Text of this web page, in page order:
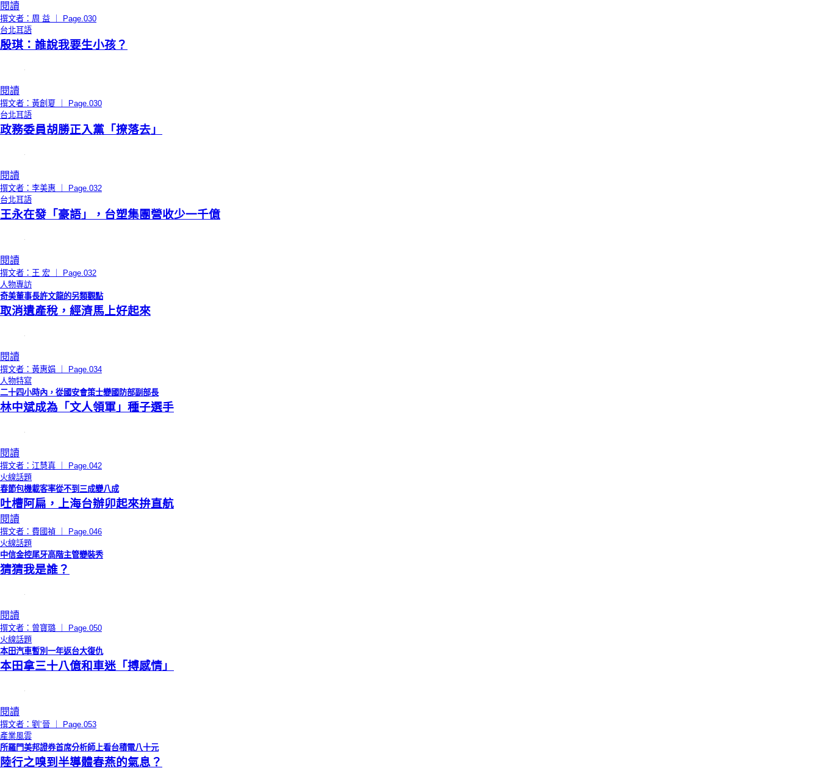
閱讀
撰文者：周 益 ｜ Page.030
台北耳語
殷琪：誰說我要生小孩？
閱讀
撰文者：黃創夏 ｜ Page.030
台北耳語
政務委員胡勝正入黨「撩落去」
閱讀
撰文者：李美惠 ｜ Page.032
台北耳語
王永在發「豪語」，台塑集團營收少一千億
閱讀
撰文者：王 宏 ｜ Page.032
人物專訪
奇美董事長許文龍的另類觀點
取消遺產稅，經濟馬上好起來
閱讀
撰文者：黃惠娟 ｜ Page.034
人物特寫
二十四小時內，從國安會策士變國防部副部長
林中斌成為「文人領軍」種子選手
閱讀
撰文者：江慧真 ｜ Page.042
火線話題
春節包機載客率從不到三成變八成
吐槽阿扁，上海台辦卯起來拚直航
閱讀
撰文者：費國禎 ｜ Page.046
火線話題
中信金控尾牙高階主管變裝秀
猜猜我是誰？
閱讀
撰文者：曾寶璐 ｜ Page.050
火線話題
本田汽車暫別一年返台大復仇
本田拿三十八億和車迷「搏感情」
閱讀
撰文者：劉ˉ晉 ｜ Page.053
產業風雲
所羅門美邦證券首席分析師上看台積電八十元
陸行之嗅到半導體春燕的氣息？